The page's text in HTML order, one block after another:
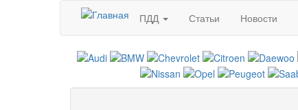
Перейти к основному содержанию
ПДД
Статьи Новости